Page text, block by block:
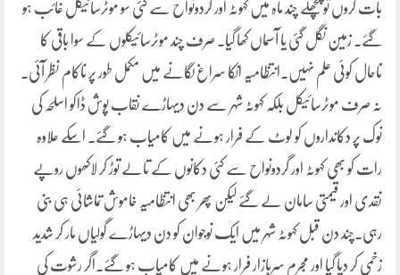
بات کروں تو پچھلے چند ماہ میں کہوٹہ اور گردونواح سے کئی سو موٹرسائیکل غائب ہو
گئے۔ زمین نگل گئی یا آسماں کھا گیا۔ صرف چند موٹرسائیکلوں کے سوا باقی کا
تاحال کوئی علم نہیں۔انتظامیہ انکا سراغ لگانے میں مکمل طور پر ناکام نظر آئی۔
نہ صرف موٹرسائیکل بلکہ کہوٹہ شہر سے دن دیہاڑے نقاب پوش ڈاکو اسلحہ کی
نوک پر دکانداروں کو لوٹ کے فرار ہونے میں کامیاب ہو گئے۔ اسکے علاوہ
رات کو بھی کہوٹہ اور گردونواح سے کئی دکانوں کے تالے توڑ کر لاکھوں روپے
نقدی اور قیمتی سامان لے گئے لیکن پھر بھی انتظامیہ خاموش تماشائی ہی بنی
رہی۔چند دن قبل کہوٹہ شہر میں ایک نوجوان کو دن دیہاڑے گولیاں مار کر شدید
زخمی کر دیا گیا اور مجرم سربازار فرار ہونے میں کامیاب ہو گئے۔اگر رشوت کی